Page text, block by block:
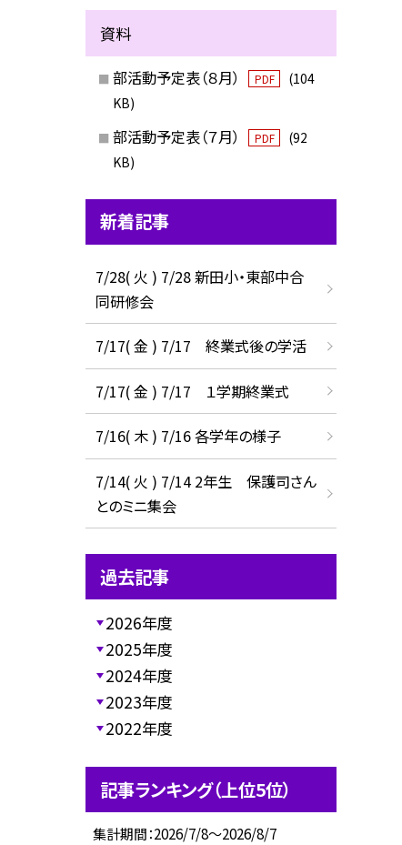
資料
部活動予定表（８月） PDF
(104
KB)
部活動予定表（７月） PDF
(92
KB)
新着記事
7/28( 火 ) 7/28 新田小・東部中合
同研修会
7/17( 金 ) 7/17 終業式後の学活
7/17( 金 ) 7/17 １学期終業式
7/16( 木 ) 7/16 各学年の様子
7/14( 火 ) 7/14 2年生 保護司さん
とのミニ集会
過去記事
2026年度
2025年度
2024年度
2023年度
2022年度
記事ランキング（上位5位）
集計期間：2026/7/8～2026/8/7